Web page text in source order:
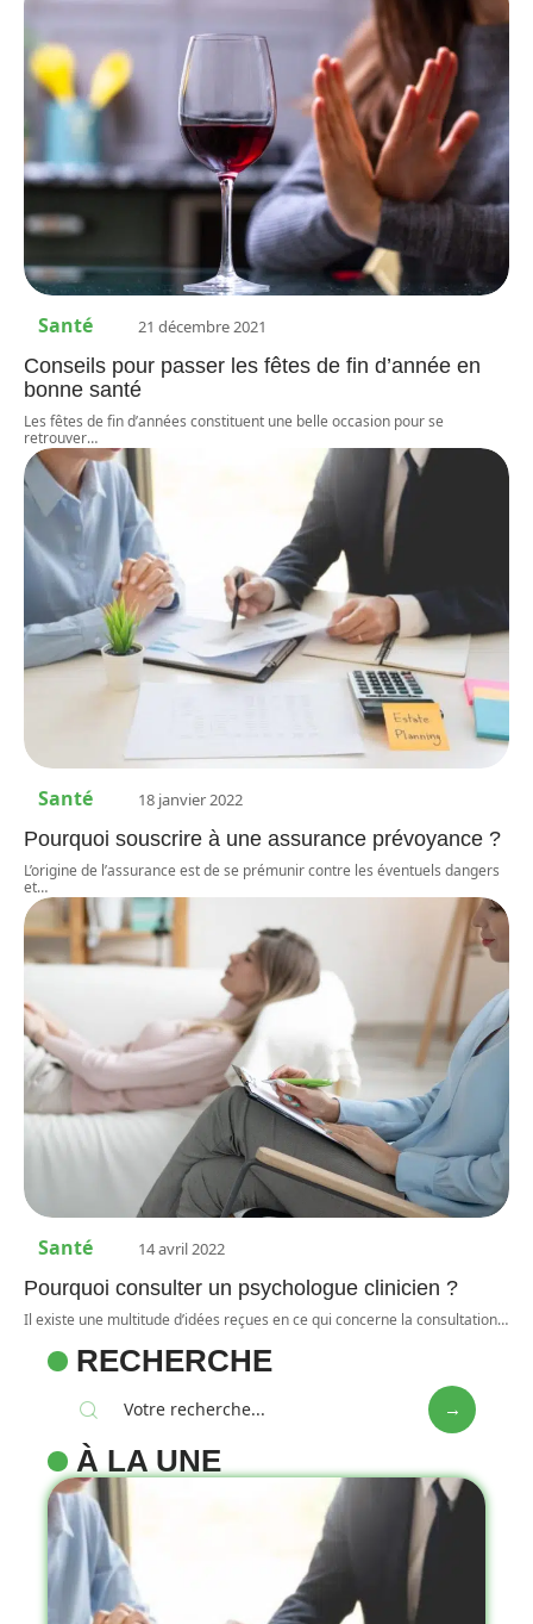
Santé 21 décembre 2021
Conseils pour passer les fêtes de fin d’année en
bonne santé
Les fêtes de fin d’années constituent une belle occasion pour se
retrouver…
Santé 18 janvier 2022
Pourquoi souscrire à une assurance prévoyance ?
L’origine de l’assurance est de se prémunir contre les éventuels dangers
et…
Santé 14 avril 2022
Pourquoi consulter un psychologue clinicien ?
Il existe une multitude d’idées reçues en ce qui concerne la consultation…
RECHERCHE
À LA UNE